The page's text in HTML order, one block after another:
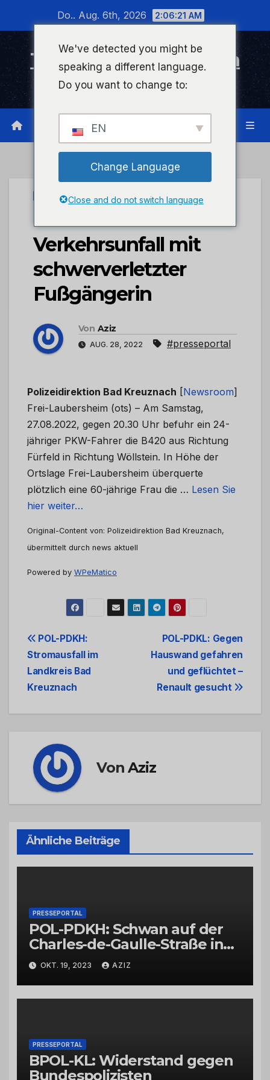
wechseln
Do.. Aug. 6th, 2026 2:06:22 AM
Timeline Bad Kreuznach
Infonetzwerk für Bad Kreuznach
PRESSEPORTAL
POL-PDKH:
Verkehrsunfall mit
schwerverletzter
Fußgängerin
Von Aziz
AUG. 28, 2022 #presseportal
Polizeidirektion Bad Kreuznach [Newsroom]
Frei-Laubersheim (ots) – Am Samstag,
27.08.2022, gegen 20.30 Uhr befuhr ein 24-
jähriger PKW-Fahrer die B420 aus Richtung
Fürfeld in Richtung Wöllstein. In Höhe der
Ortslage Frei-Laubersheim überquerte
plötzlich eine 60-jährige Frau die … Lesen Sie
hier weiter…
Original-Content von: Polizeidirektion Bad Kreuznach,
übermittelt durch news aktuell
Powered by WPeMatico
Beitrags-
Navigation
POL-PDKL: Gegen
Hauswand gefahren
und geflüchtet –
Renault gesucht
POL-PDKH:
Stromausfall im
Landkreis Bad
Kreuznach
VonAziz
Ähnliche Beiträge
PRESSEPORTAL
POL-PDKH: Schwan auf der
Charles-de-Gaulle-Straße in
Bad Kreuznach beeinflusst
Feierabendverkehr
OKT. 19, 2023 AZIZ
PRESSEPORTAL
BPOL-KL: Widerstand gegen
Bundespolizisten
We've detected you might be
speaking a different language.
Do you want to change to:
EN
Change Language
Close and do not switch language